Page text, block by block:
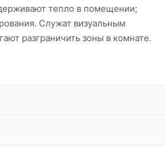
тепло в помещении;
Служат визуальным
разграничить зоны в комнате.